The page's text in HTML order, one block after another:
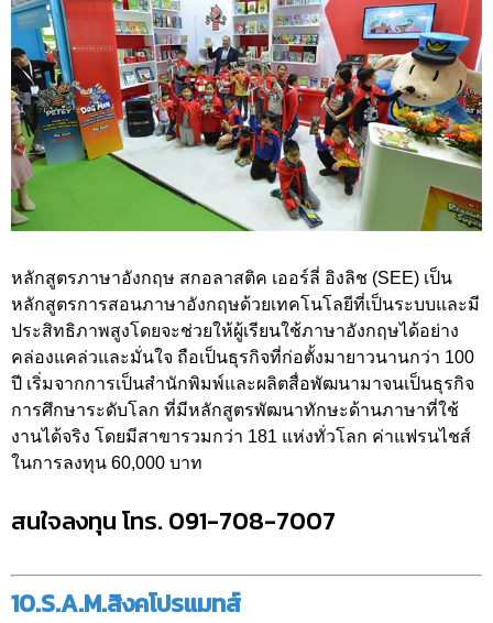
หลักสูตรภาษาอังกฤษ สกอลาสติค เออร์ลี่ อิงลิช (SEE) เป็น
หลักสูตรการสอนภาษาอังกฤษด้วยเทคโนโลยีที่เป็นระบบและมี
ประสิทธิภาพสูงโดยจะช่วยให้ผู้เรียนใช้ภาษาอังกฤษได้อย่าง
คล่องแคล่วและมั่นใจ ถือเป็นธุรกิจที่ก่อตั้งมายาวนานกว่า 100
ปี เริ่มจากการเป็นสำนักพิมพ์และผลิตสื่อพัฒนามาจนเป็นธุรกิจ
การศึกษาระดับโลก ที่มีหลักสูตรพัฒนาทักษะด้านภาษาที่ใช้
งานได้จริง โดยมีสาขารวมกว่า 181 แห่งทั่วโลก ค่าแฟรนไชส์
ในการลงทุน 60,000 บาท
สนใจลงทุน โทร. 091-708-7007
10.S.A.M.สิงคโปรแมทส์